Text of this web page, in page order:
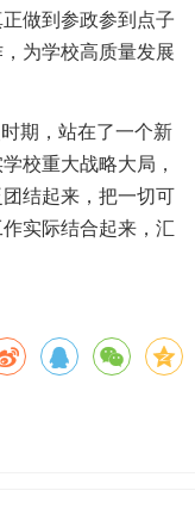
做到参政参到点子
为学校高质量发展
期，站在了一个新
校重大战略大局，
结起来，把一切可
实际结合起来，汇